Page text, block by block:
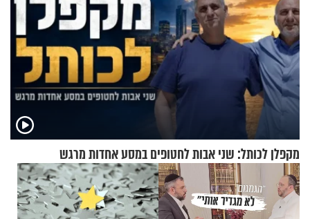
מקפלן לכותל: שני אבות לחטופים במסע אחדות מרגש